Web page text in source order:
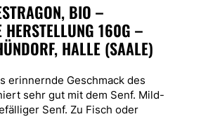
BIO –
HERSTELLUNG 160G –
HALLE (SAALE)
erinnernde Geschmack des
sehr gut mit dem Senf. Mild-
Senf. Zu Fisch oder